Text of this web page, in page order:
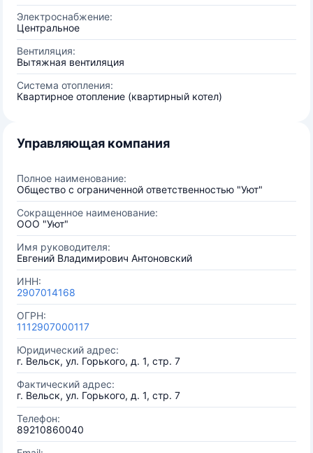
Электроснабжение:
Центральное
Вентиляция:
Вытяжная вентиляция
Система отопления:
Квартирное отопление (квартирный котел)
Управляющая компания
Полное наименование:
Общество с ограниченной ответственностью "Уют"
Сокращенное наименование:
ООО "Уют"
Имя руководителя:
Евгений Владимирович Антоновский
ИНН:
2907014168
ОГРН:
1112907000117
Юридический адрес:
г. Вельск, ул. Горького, д. 1, стр. 7
Фактический адрес:
г. Вельск, ул. Горького, д. 1, стр. 7
Телефон:
89210860040